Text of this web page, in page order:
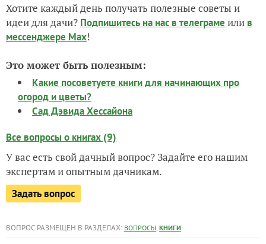
Хотите каждый день получать полезные советы и
идеи для дачи? Подпишитесь на нас в телеграме или в
мессенджере Max!
Это может быть полезным:
Какие посоветуете книги для начинающих про
огород и цветы?
Сад Дэвида Хессайона
Все вопросы о книгах (9)
У вас есть свой дачный вопрос? Задайте его нашим
экспертам и опытным дачникам.
Задать вопрос
ВОПРОС РАЗМЕЩЕН В РАЗДЕЛАХ: ВОПРОСЫ, КНИГИ